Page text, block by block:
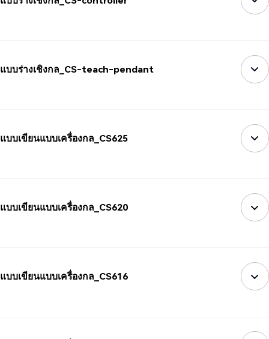
แบบร่างเชิงกล_CS-teach-pendant
แบบเขียนแบบเครื่องกล_CS625
แบบเขียนแบบเครื่องกล_CS620
แบบเขียนแบบเครื่องกล_CS616